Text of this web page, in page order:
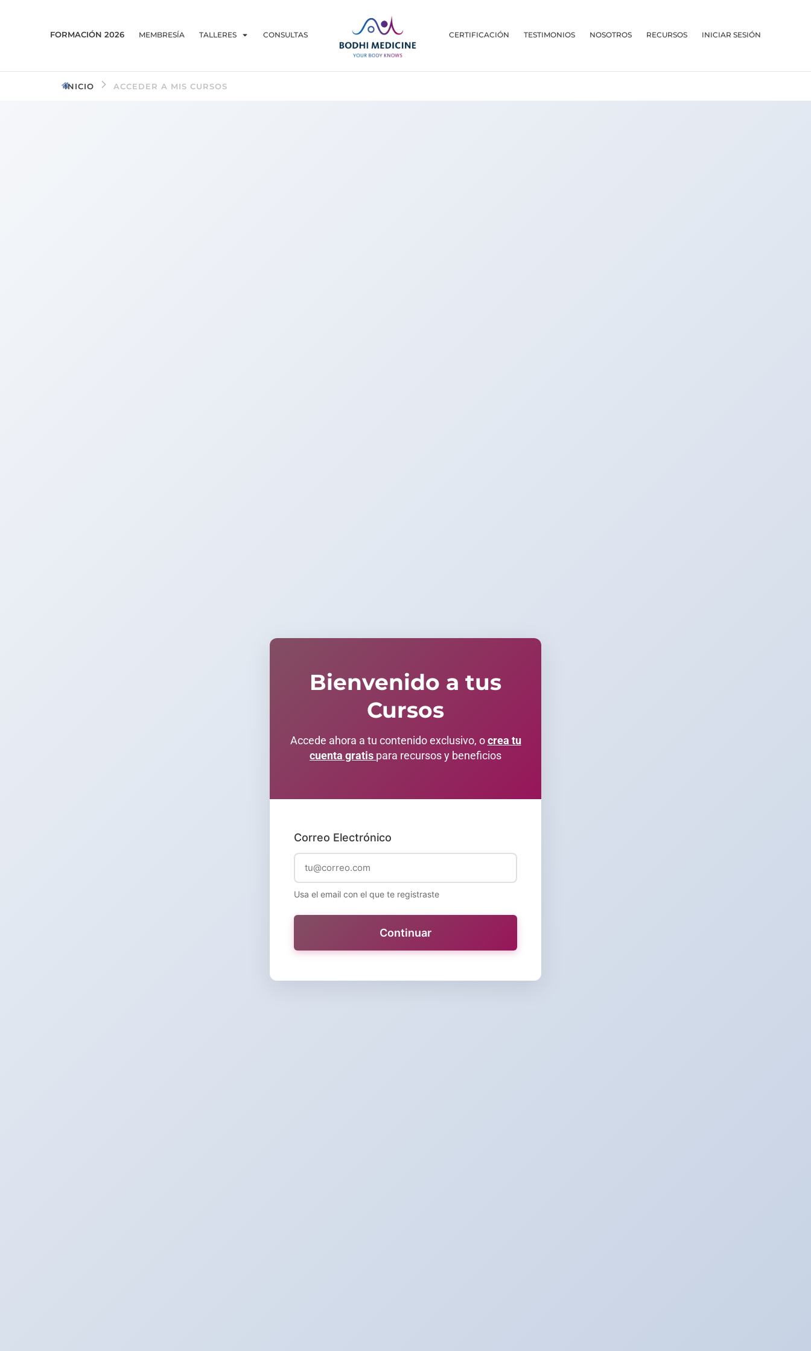
FORMACIÓN 2026 MEMBRESÍA TALLERES CONSULTAS CERTIFICACIÓN TESTIMONIOS NOSOTROS RECURSOS INICIAR SESIÓN
INICIO ACCEDER A MIS CURSOS
Bienvenido a tus
Cursos
Accede ahora a tu contenido exclusivo, ocrea tu
cuenta gratis para recursos y beneficios
Correo Electrónico
Usa el email con el que te registraste
Continuar